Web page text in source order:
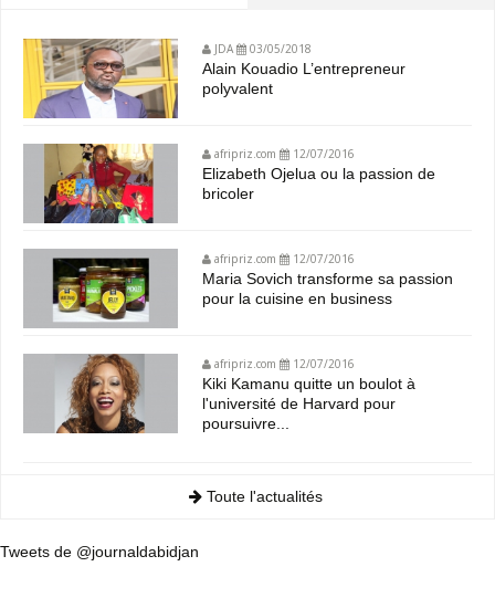
JDA 03/05/2018
Alain Kouadio L’entrepreneur
polyvalent
afripriz.com 12/07/2016
Elizabeth Ojelua ou la passion de
bricoler
afripriz.com 12/07/2016
Maria Sovich transforme sa passion
pour la cuisine en business
afripriz.com 12/07/2016
Kiki Kamanu quitte un boulot à
l'université de Harvard pour
poursuivre...
Toute l'actualités
Tweets de @journaldabidjan